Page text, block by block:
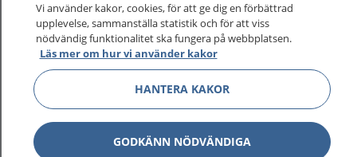
Kontakt
Behandling av personuppgifter
Hantering av kakor
Vi använder kakor, cookies, för att ge dig en förbättrad
upplevelse, sammanställa statistik och för att viss
nödvändig funktionalitet ska fungera på webbplatsen.
Läs mer om hur vi använder kakor
HANTERA KAKOR
GODKÄNN NÖDVÄNDIGA